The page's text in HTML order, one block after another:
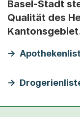
Basel-Stadt
Qualität des